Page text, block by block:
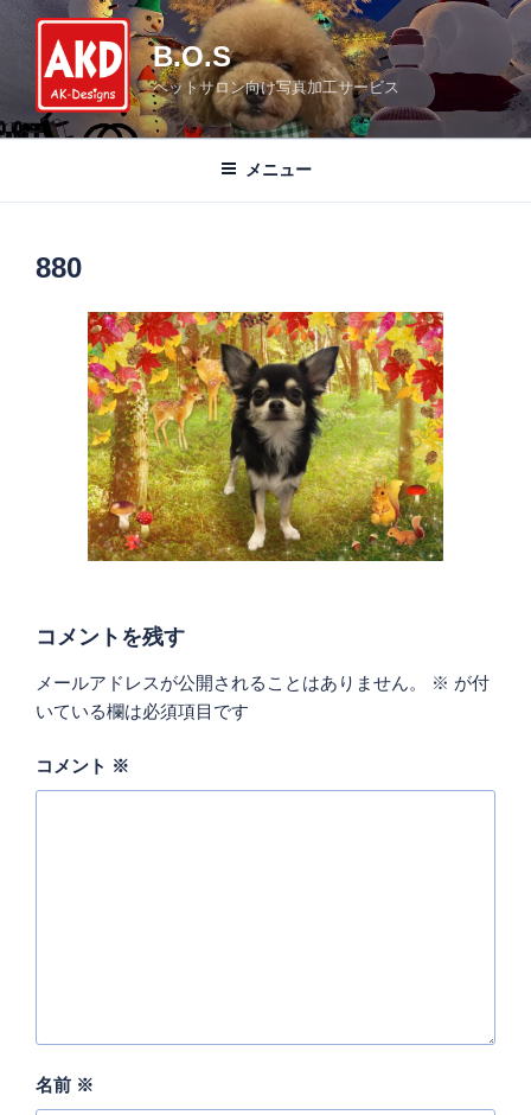
ツ
B.O.S
ペットサロン向け写真加工サービス
メニュー
880
コメントを残す
メールアドレスが公開されることはありません。 ※ が付
いている欄は必須項目です
コメント ※
名前 ※